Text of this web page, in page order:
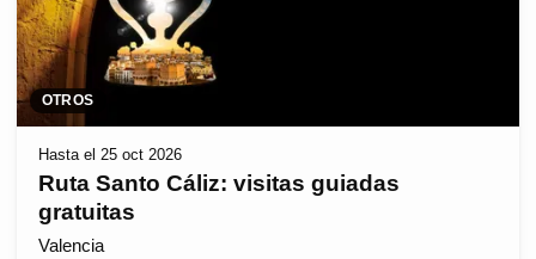
OTROS
Hasta el 25 oct 2026
Ruta Santo Cáliz: visitas guiadas
gratuitas
Valencia